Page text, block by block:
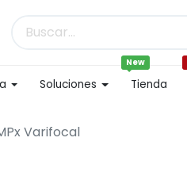
Soluciones Tienda
New
Varifocal